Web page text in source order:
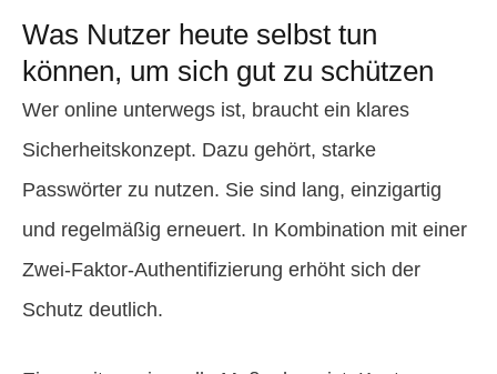
Was Nutzer heute selbst tun
können, um sich gut zu schützen
Wer online unterwegs ist, braucht ein klares
Sicherheitskonzept. Dazu gehört, starke
Passwörter zu nutzen. Sie sind lang, einzigartig
und regelmäßig erneuert. In Kombination mit einer
Zwei-Faktor-Authentifizierung erhöht sich der
Schutz deutlich.